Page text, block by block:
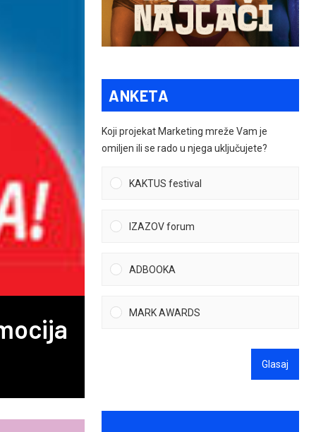
ANKETA
Koji projekat Marketing mreže Vam je
omiljen ili se rado u njega uključujete?
KAKTUS festival
IZAZOV forum
ADBOOKA
MARK AWARDS
Glasaj